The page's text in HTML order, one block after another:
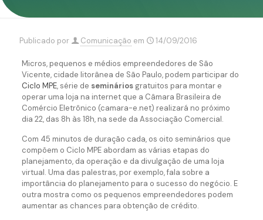
Publicado por Comunicação em 14/09/2016
Micros, pequenos e médios empreendedores de São
Vicente, cidade litorânea de São Paulo, podem participar do
Ciclo MPE, série de seminários gratuitos para montar e
operar uma loja na internet que a Câmara Brasileira de
Comércio Eletrônico (camara-e.net) realizará no próximo
dia 22, das 8h às 18h, na sede da Associação Comercial.
Com 45 minutos de duração cada, os oito seminários que
compõem o Ciclo MPE abordam as várias etapas do
planejamento, da operação e da divulgação de uma loja
virtual. Uma das palestras, por exemplo, fala sobre a
importância do planejamento para o sucesso do negócio. E
outra mostra como os pequenos empreendedores podem
aumentar as chances para obtenção de crédito.